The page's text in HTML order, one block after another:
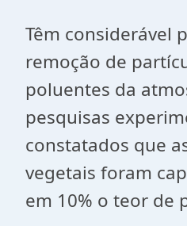
Têm considerável
remoção de
poluentes da
pesquisas
constatados que
vegetais foram
em 10% o teor de